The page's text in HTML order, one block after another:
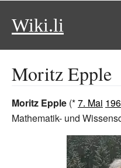
Wiki.li
Moritz Epple
Moritz Epple (*7. Mai
Mathematik- und